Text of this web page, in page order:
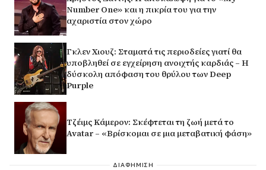
Number One» και η πικρία του για την
αχαριστία στον χώρο
Γκλεν Χιουζ: Σταματά τις περιοδείες γιατί θα
υποβληθεί σε εγχείρηση ανοιχτής καρδιάς – Η
δύσκολη απόφαση του θρύλου των Deep
Purple
Τζέιμς Κάμερον: Σκέφτεται τη ζωή μετά το
Avatar – «Βρίσκομαι σε μια μεταβατική φάση»
ΔΙΑΦΗΜΙΣΗ